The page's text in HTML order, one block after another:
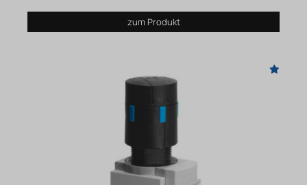
zum Produkt